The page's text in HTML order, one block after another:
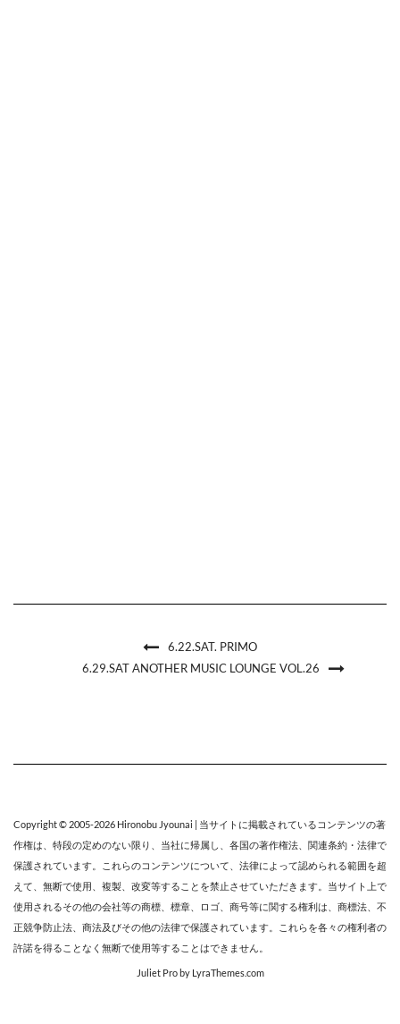
6.22.SAT. PRIMO
6.29.SAT ANOTHER MUSIC LOUNGE VOL.26
Copyright © 2005-2026 Hironobu Jyounai | 当サイトに掲載されているコンテンツの著
作権は、特段の定めのない限り、 当社に帰属し、各国の著作権法、関連条約・法律で
保護されています。これらのコンテンツについて、法律によって認められる範囲を超
えて、無断で使用、複製、改変等することを禁止させていただきます。当サイト上で
使用されるその他の会社等の商標、標章、ロゴ、商号等に関する権利は、商標法、不
正競争防止法、商法及びその他の法律で保護されています。これらを各々の権利者の
許諾を得ることなく無断で使用等することはできません。
Juliet Proby LyraThemes.com